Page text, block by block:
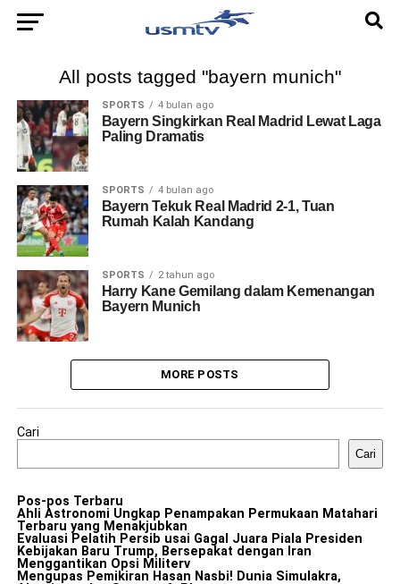
All posts tagged "bayern munich"
SPORTS 4 bulan ago
Bayern Singkirkan Real Madrid Lewat Laga
Paling Dramatis
SPORTS 4 bulan ago
Bayern Tekuk Real Madrid 2-1, Tuan
Rumah Kalah Kandang
SPORTS 2 tahun ago
Harry Kane Gemilang dalam Kemenangan
Bayern Munich
MORE POSTS
Cari
Cari
Pos-pos Terbaru
Ahli Astronomi Ungkap Penampakan Permukaan Matahari
Terbaru yang Menakjubkan
Evaluasi Pelatih Persib usai Gagal Juara Piala Presiden
Kebijakan Baru Trump, Bersepakat dengan Iran
Menggantikan Opsi Militerv
Mengupas Pemikiran Hasan Nasbi! Dunia Simulakra,